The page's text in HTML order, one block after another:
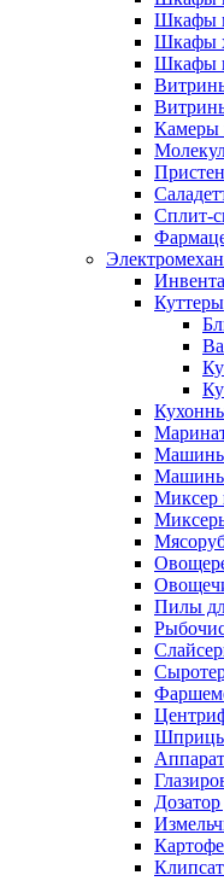
Шкафы
Шкафы
Шкафы
Камеры
Сплит-
Куттеры
Машины
Миксер
Пилы
Шприцы
Дозатор